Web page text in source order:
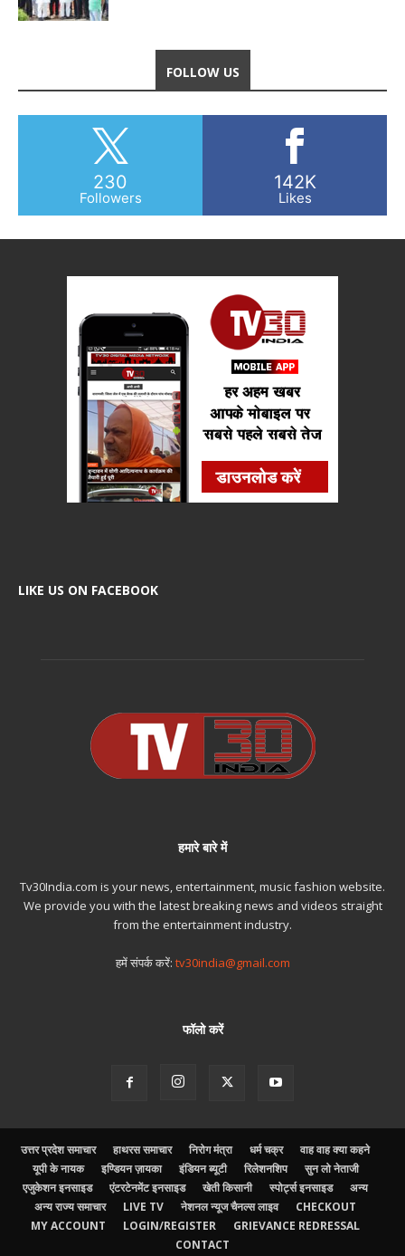
FOLLOW US
230
Followers
142K
Likes
LIKE US ON FACEBOOK
हमारे बारे में
Tv30India.com is your news, entertainment, music fashion website.
We provide you with the latest breaking news and videos straight
from the entertainment industry.
हमें संपर्क करें: tv30india@gmail.com
फॉलो करें
उत्तर प्रदेश समाचार हाथरस समाचार निरोग मंत्रा धर्म चक्र
वाह वाह क्या कहने
यूपी के नायक
इण्डियन ज़ायका इंडियन ब्यूटी रिलेशनशिप
सुन लो नेताजी
एजुकेशन इनसाइड
एंटरटेनमेंट इनसाइड खेती किसानी स्पोर्ट्स इनसाइड
अन्य
अन्य राज्य समाचार
LIVE TV नेशनल न्यूज चैनल्स लाइव
CHECKOUT
MY ACCOUNT
LOGIN/REGISTER
GRIEVANCE REDRESSAL
CONTACT